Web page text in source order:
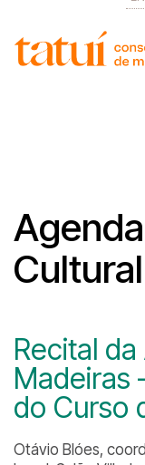
Agenda
Cultural
Recital
Madeiras
do Curso
Otávio Blóes,